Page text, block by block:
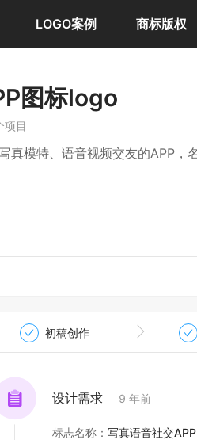
LOGO案例 商标版权
图标logo
项目
音视频交友的APP，名称是 iu 就是你和我的
初稿创作
设计需求 9 年前
标志名称 ： 写真语音社交